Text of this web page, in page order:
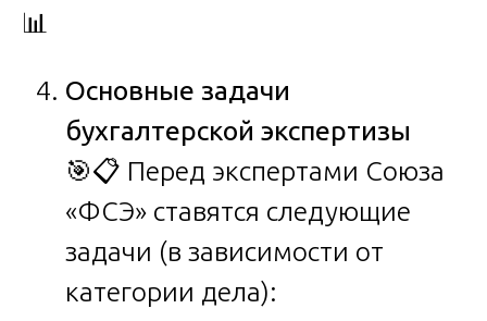
📊
Основные задачи
бухгалтерской экспертизы
🎯📋 Перед экспертами Союза
«ФСЭ» ставятся следующие
задачи (в зависимости от
категории дела):